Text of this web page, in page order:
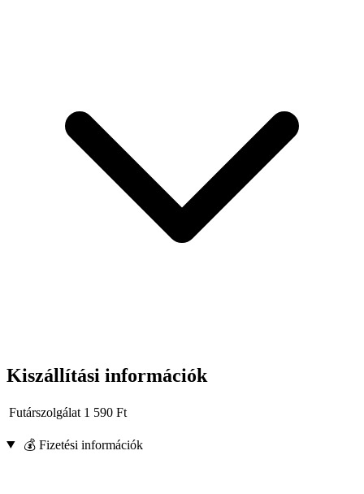
szerszámokkal
Nagy tartósság – Tartós CrV (króm-vanádium) acélból készült
Pontos illeszkedés – Stabil menetfúró tartás – Nincs holtjáték
Recézett felület – Biztos fogás még kesztyűben is
Kompakt méret – Kényelmesen használható és könnyen
Kiszállítási információk
Futárszolgálat 1 590 Ft
💰 Fizetési információk